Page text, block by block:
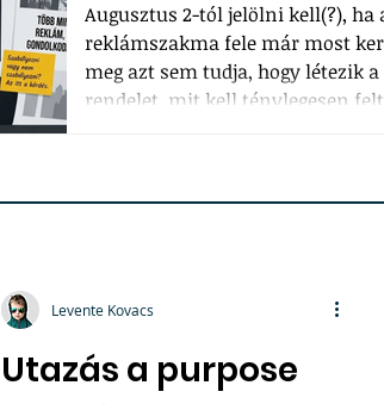
Augusztus 2-tól jelölni kell(?), ha
reklámszakma fele már most
meg azt sem tudja, hogy létezik
rendelet, mit kell ténylegesen
Utazás a purpose
Levente Kovacs